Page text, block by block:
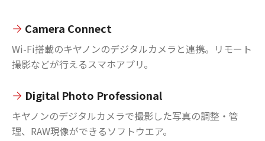
Camera Connect
Wi-Fi搭載のキヤノンのデジタルカメラと連携。リモート
撮影などが行えるスマホアプリ。
Digital Photo Professional
キヤノンのデジタルカメラで撮影した写真の調整・管
理、RAW現像ができるソフトウエア。